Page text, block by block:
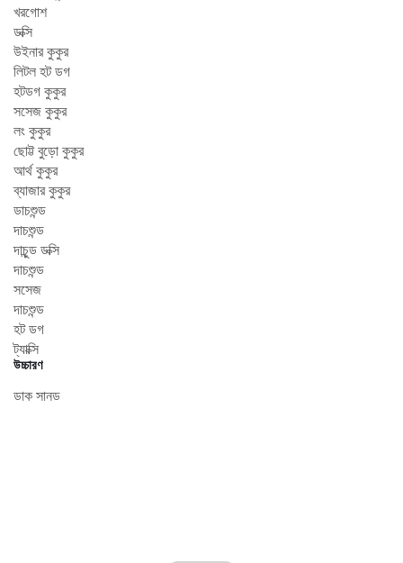
খরগোশ
ডক্সি
উইনার কুকুর
লিটল হট ডগ
হটডগ কুকুর
সসেজ কুকুর
লং কুকুর
ছোট্ট বুড়ো কুকুর
আর্থ কুকুর
ব্যাজার কুকুর
ডাচশুন্ড
দাচশুন্ড
দাচুন্ড ডক্সি
দাচশুন্ড
সসেজ
দাচশুন্ড
হট ডগ
ট্যাক্সি
উচ্চারণ
ডাক সানড